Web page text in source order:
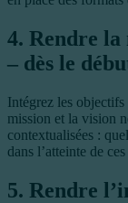
4. Rendre la
– dès le
Intégrez les objectifs
mission et la vision
contextualisées :
dans l’atteinte de
5. Rendre